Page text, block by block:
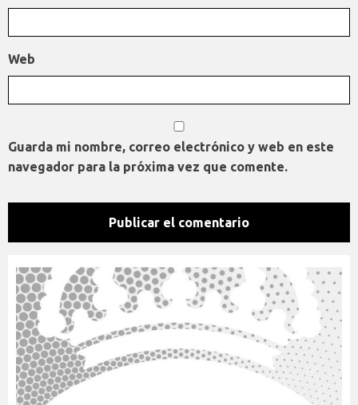
Web
Guarda mi nombre, correo electrónico y web en este
navegador para la próxima vez que comente.